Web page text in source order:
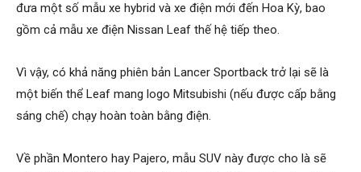
đưa một số mẫu xe hybrid và xe điện mới đến Hoa Kỳ, bao
gồm cả mẫu xe điện Nissan Leaf thế hệ tiếp theo.
Vì vậy, có khả năng phiên bản Lancer Sportback trở lại sẽ là
một biến thể Leaf mang logo Mitsubishi (nếu được cấp bằng
sáng chế) chạy hoàn toàn bằng điện.
Về phần Montero hay Pajero, mẫu SUV này được cho là sẽ